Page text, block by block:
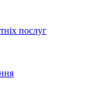
послуг